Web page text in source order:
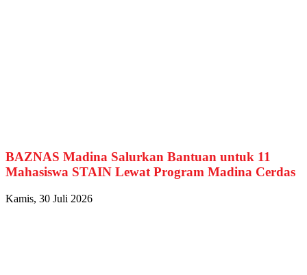
BAZNAS Madina Salurkan Bantuan untuk 11
Mahasiswa STAIN Lewat Program Madina Cerdas
Kamis, 30 Juli 2026